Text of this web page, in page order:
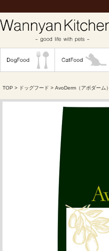
TOP > ドッグフード > AvoDerm（アボダーム）